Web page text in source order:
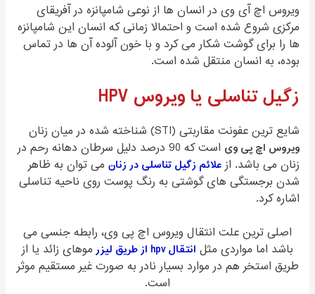
ویروس اچ آی وی در انسان ها از نوعی شامپانزه در آفریقای
مرکزی شروع شده است و احتمالا زمانی که انسان این شامپانزه
ها را برای گوشت شکار می کرد و با خون آلوده آن ها در تماس
بوده، به انسان منتقل شده است.
زگیل تناسلی یا ویروس HPV
شایع ترین عفونت مقاربتی (STI) شناخته شده در میان زنان
ویروس اچ پی وی
است که 90 درصد دلیل سرطان دهانه رحم در
زنان می باشد. ازعلائم زگیل تناسلی در زنان می توان به ظاهر
شدن برجستگی های گوشتی به رنگ پوست روی ناحیه تناسلی
اشاره کرد.
اصلی ترین علت انتقال ویروس اچ پی وی، رابطه جنسی می
باشد اما مواردی مثل انتقال hpv از طریق لیزر
موهای زائد یا از
طریق استخر هم در موارد بسیار نادر به صورت غیر مستقیم موثر
است.